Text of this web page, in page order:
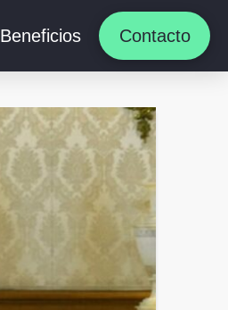
Beneficios Contacto